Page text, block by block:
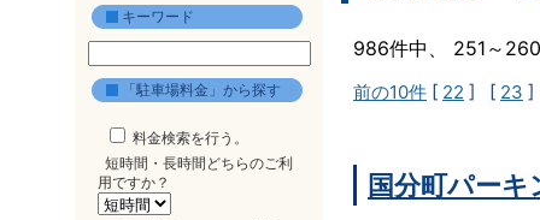
キーワード
「駐車場料金」から探す
料金検索を行う。
短時間・長時間どちらのご利
用ですか？
986件中、 251～
前の10件 [ 22 ] [ 23
国分町パーキ